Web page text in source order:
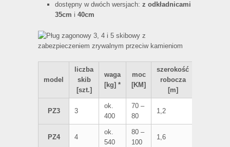
dostępny w dwóch wersjach: z odkładnicami
35cm i 40cm
model
liczba
skib
[szt.]
waga
[kg] *
moc
[KM]
szerokość
robocza
[m]
PZ3 3
ok.
400
70 –
80
1,2
PZ4 4
ok.
540
80 –
100
1,6